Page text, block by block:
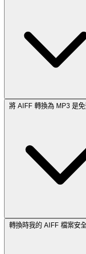
將 AIFF 轉換為 MP3 是免
轉換時我的 AIFF 檔案安